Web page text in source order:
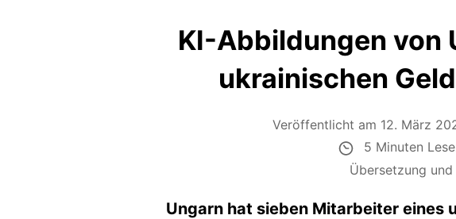
KI-Abbildungen von
ukrainischen
Veröffentlicht am 12. März
5 Minuten
Übersetzung
Ungarn hat sieben Mitarbeiter eines